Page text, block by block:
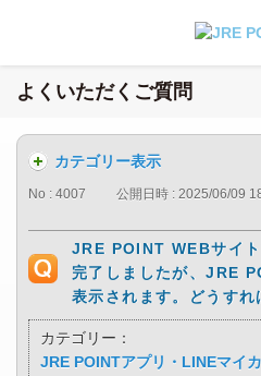
よくいただくご質問
カテゴリー表示
No : 4007 公開日時 : 2025/06/09
JRE POINT WEBサイ
完了しましたが、JRE
表示されます。どうすれ
カテゴリー：
JRE POINTアプリ・LINEマイ